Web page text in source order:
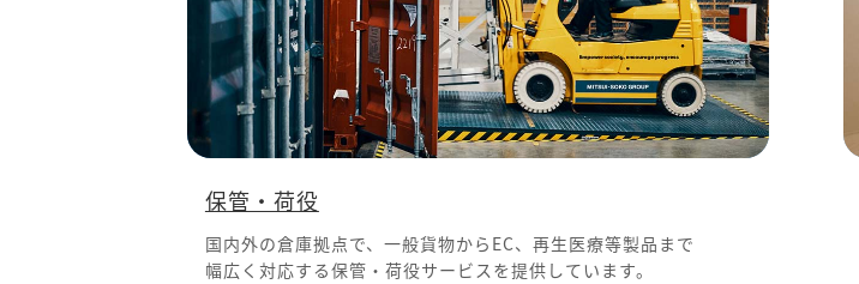
保管・荷役
国内外の倉庫拠点で、一般貨物からEC、再生医療等製品まで
幅広く対応する保管・荷役サービスを提供しています。